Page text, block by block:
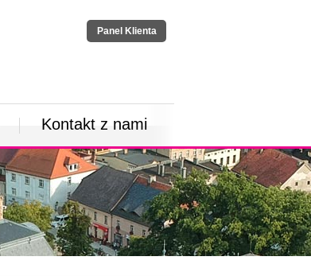
Panel Klienta
Kontakt z nami